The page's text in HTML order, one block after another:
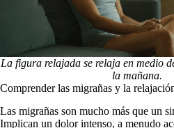
La figura relajada se relaja en medio
la mañana.
Comprender las migrañas y la
Las migrañas son mucho más que un
Implican un dolor intenso, a menudo